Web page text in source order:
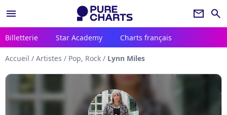
menu newsletter search
Billetterie Star Academy Charts français
Accueil / Artistes / Pop, Rock / Lynn Miles